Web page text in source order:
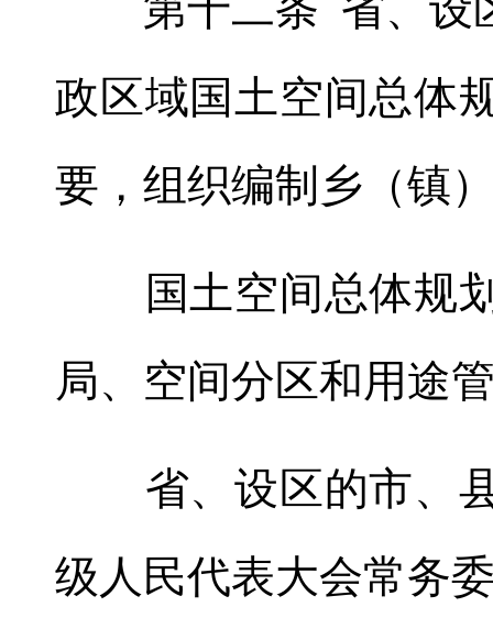
政区域国土空间总体
要，组织编制乡（镇
国土空间总体规划
局、空间分区和用途
省、设区的市、县
级人民代表大会常务